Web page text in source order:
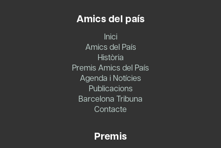
Amics del país
Inici
Amics del País
Història
Premis Amics del País
Agenda i Notícies
Publicacions
Barcelona Tribuna
Contacte
Premis